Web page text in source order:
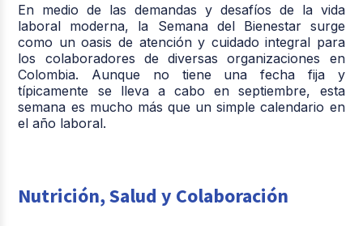
En medio de las demandas y desafíos de la vida
laboral moderna, la Semana del Bienestar surge
como un oasis de atención y cuidado integral para
los colaboradores de diversas organizaciones en
Colombia. Aunque no tiene una fecha fija y
típicamente se lleva a cabo en septiembre, esta
semana es mucho más que un simple calendario en
el año laboral.
Nutrición, Salud y Colaboración